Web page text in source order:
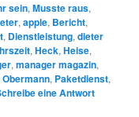
sein,Musste raus,
,apple, Bericht,
, Dienstleistung,dieter
,Heck,Heise,
,manager magazin,
Obermann, Paketdienst,
eine Antwort